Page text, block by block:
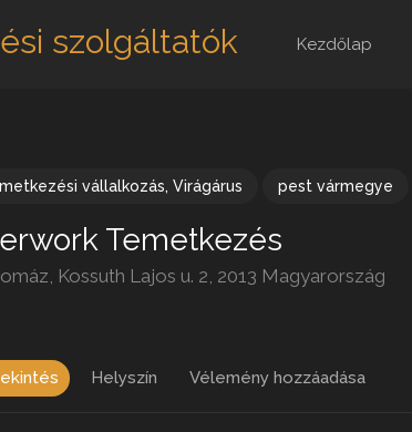
szolgáltatók Kezdőlap
vállalkozás, Virágárus pest vármegye
Temetkezés
Kossuth Lajos u. 2, 2013 Magyarország
Helyszín Vélemény hozzáadása